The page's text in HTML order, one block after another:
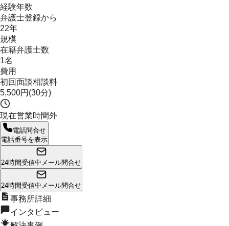
経験年数
弁護士登録から
22年
規模
在籍弁護士数
1名
費用
初回面談相談料
5,500円(30分)
現在営業時間外
電話問合せ
電話番号を表示
24時間受信中 メール問合せ
24時間受信中 メール問合せ
事務所詳細
インタビュー